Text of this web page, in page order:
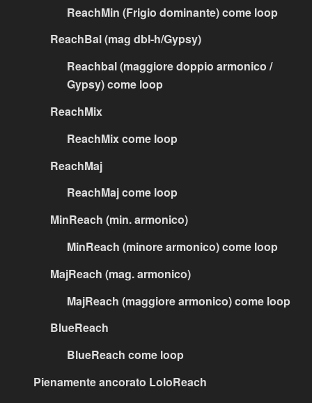
ReachMin (Frigio dominante) come loop
ReachBal (mag dbl-h/Gypsy)
Reachbal (maggiore doppio armonico /
Gypsy) come loop
ReachMix
ReachMix come loop
ReachMaj
ReachMaj come loop
MinReach (min. armonico)
MinReach (minore armonico) come loop
MajReach (mag. armonico)
MajReach (maggiore armonico) come loop
BlueReach
BlueReach come loop
Pienamente ancorato LoloReach